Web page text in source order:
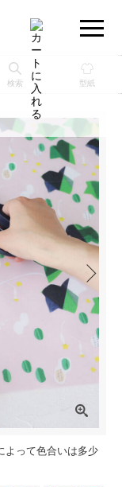
検索 型紙
よって色合いは多少